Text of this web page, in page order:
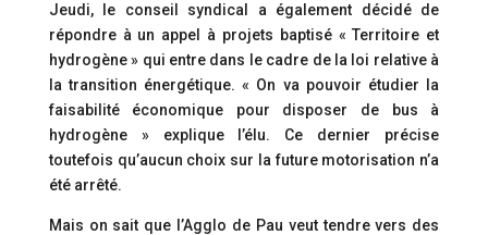
Jeudi, le conseil syndical a également décidé de
répondre à un appel à projets baptisé « Territoire et
hydrogène » qui entre dans le cadre de la loi relative à
la transition énergétique. « On va pouvoir étudier la
faisabilité économique pour disposer de bus à
hydrogène » explique l’élu. Ce dernier précise
toutefois qu’aucun choix sur la future motorisation n’a
été arrêté.
Mais on sait que l’Agglo de Pau veut tendre vers des